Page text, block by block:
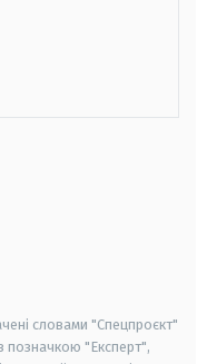
словами "Спецпроєкт"
позначкою "Експерт",